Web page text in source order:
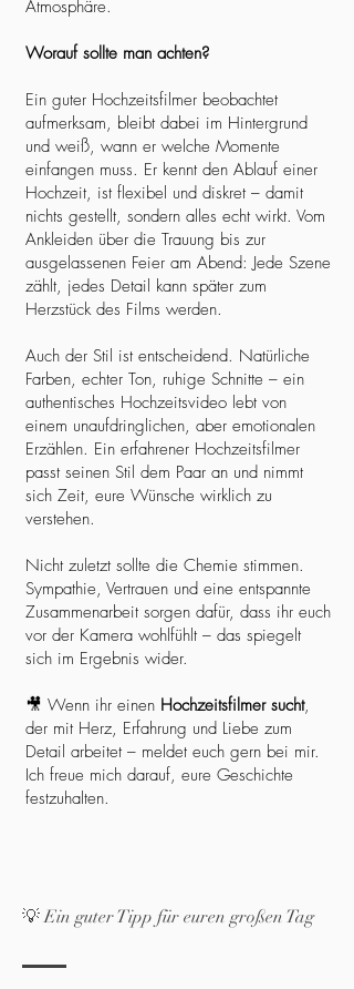
Atmosphäre.
Worauf sollte man achten?
Ein guter Hochzeitsfilmer beobachtet
aufmerksam, bleibt dabei im Hintergrund
und weiß, wann er welche Momente
einfangen muss. Er kennt den Ablauf einer
Hochzeit, ist flexibel und diskret – damit
nichts gestellt, sondern alles echt wirkt. Vom
Ankleiden über die Trauung bis zur
ausgelassenen Feier am Abend: Jede Szene
zählt, jedes Detail kann später zum
Herzstück des Films werden.
Auch der Stil ist entscheidend. Natürliche
Farben, echter Ton, ruhige Schnitte – ein
authentisches Hochzeitsvideo lebt von
einem unaufdringlichen, aber emotionalen
Erzählen. Ein erfahrener Hochzeitsfilmer
passt seinen Stil dem Paar an und nimmt
sich Zeit, eure Wünsche wirklich zu
verstehen.
Nicht zuletzt sollte die Chemie stimmen.
Sympathie, Vertrauen und eine entspannte
Zusammenarbeit sorgen dafür, dass ihr euch
vor der Kamera wohlfühlt – das spiegelt
sich im Ergebnis wider.
🎥 Wenn ihr einen Hochzeitsfilmer sucht,
der mit Herz, Erfahrung und Liebe zum
Detail arbeitet – meldet euch gern bei mir.
Ich freue mich darauf, eure Geschichte
festzuhalten.
💡 Ein guter Tipp für euren großen Tag